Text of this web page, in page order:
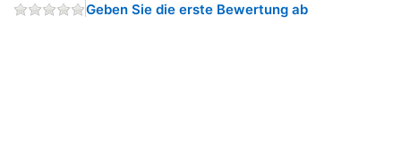
Geben Sie die erste Bewertung ab